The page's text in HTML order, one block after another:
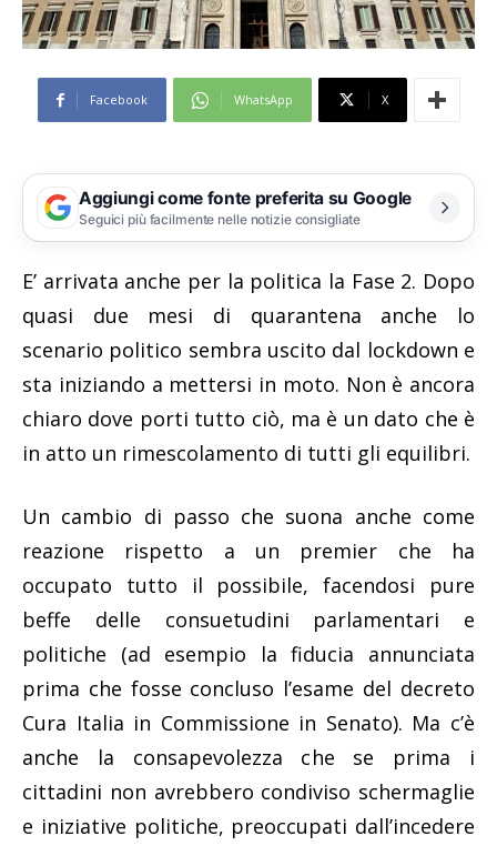
Facebook WhatsApp X
Aggiungi come fonte preferita su Google
Seguici più facilmente nelle notizie consigliate
E’ arrivata anche per la politica la Fase 2. Dopo
quasi due mesi di quarantena anche lo
scenario politico sembra uscito dal lockdown e
sta iniziando a mettersi in moto. Non è ancora
chiaro dove porti tutto ciò, ma è un dato che è
in atto un rimescolamento di tutti gli equilibri.
Un cambio di passo che suona anche come
reazione rispetto a un premier che ha
occupato tutto il possibile, facendosi pure
beffe delle consuetudini parlamentari e
politiche (ad esempio la fiducia annunciata
prima che fosse concluso l’esame del decreto
Cura Italia in Commissione in Senato). Ma c’è
anche la consapevolezza che se prima i
cittadini non avrebbero condiviso schermaglie
e iniziative politiche, preoccupati dall’incedere